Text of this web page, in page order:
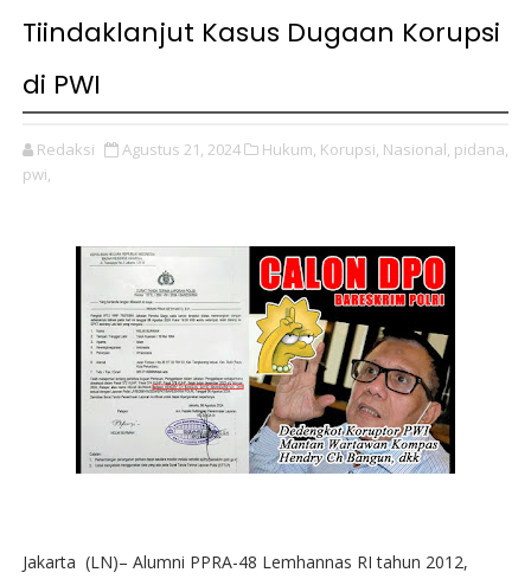
Tiindaklanjut Kasus Dugaan Korupsi
di PWI
Redaksi Agustus 21, 2024 Hukum, Korupsi, Nasional, pidana,
pwi,
Jakarta (LN)– Alumni PPRA-48 Lemhannas RI tahun 2012,